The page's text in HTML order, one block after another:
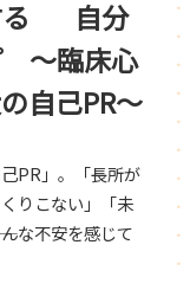
る 自分
～臨床心
自己PR～
PR」。「長所が
りこない」「未
な不安を感じて